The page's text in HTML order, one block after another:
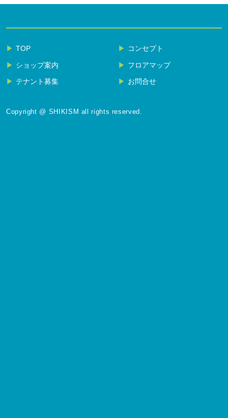
TOP コンセプト
ショップ案内 フロアマップ
テナント募集 お問合せ
Copyright @ SHIKISM all rights reserved.